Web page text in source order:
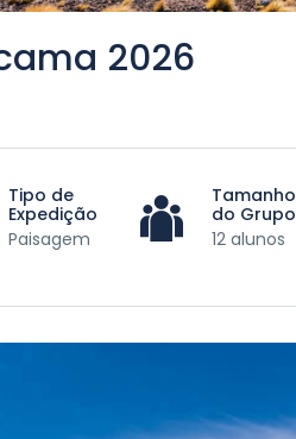
2026
Tipo de
Expedição
Paisagem
Tamanho
do Grupo
12 alunos